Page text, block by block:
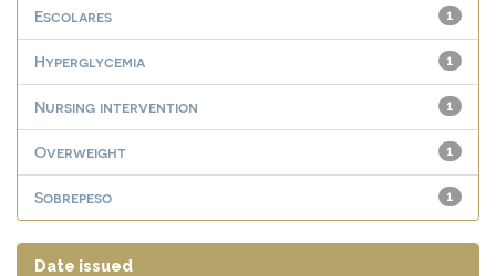
1
Escolares
1
Hyperglycemia
1
Nursing intervention
1
Overweight
1
Sobrepeso
Date issued